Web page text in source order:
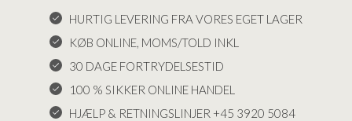
HURTIG LEVERING FRA VORES EGET LAGER
KØB ONLINE, MOMS/TOLD INKL
30 DAGE FORTRYDELSESTID
100 % SIKKER ONLINE HANDEL
HJÆLP & RETNINGSLINJER +45 3920 5084